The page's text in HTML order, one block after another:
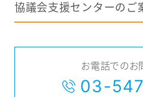
協議会支援センターのご
お電話でのお
03-